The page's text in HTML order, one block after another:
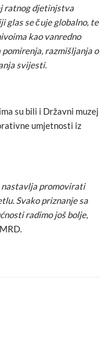
ratnog djetinjstva
glas se čuje globalno, te
kao vanredno
razmišljanja o
svijesti.
su bili i Državni muzej
umjetnosti iz
nastavlja promovirati
Svako priznanje sa
radimo još bolje,